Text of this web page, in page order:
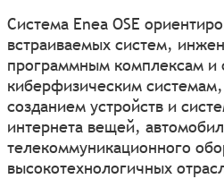
Система Enea OSE
встраиваемых систем,
программным комплексам и
киберфизическим
созданием устройств и
интернета вещей,
телекоммуникационного
высокотехнологичных